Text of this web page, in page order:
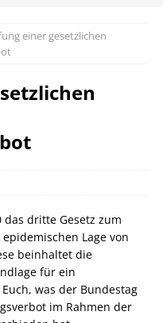
einer gesetzlichen
das dritte Gesetz zum
Lage von
beinhaltet die
für ein
was der Bundestag
im Rahmen der